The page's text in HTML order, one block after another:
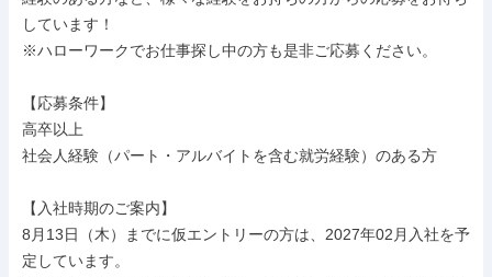
しています！
※ハローワークでお仕事探し中の方も是非ご応募ください。
【応募条件】
高卒以上
社会人経験（パート・アルバイトを含む就労経験）のある方
【入社時期のご案内】
8月13日（木）までに仮エントリーの方は、2027年02月入社を予
定しています。